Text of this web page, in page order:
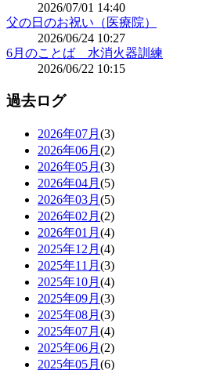
2026/07/01 14:40
父の日のお祝い（医療院）
2026/06/24 10:27
6月のことば 水消火器訓練
2026/06/22 10:15
過去ログ
2026年07月 (3)
2026年06月 (2)
2026年05月 (3)
2026年04月 (5)
2026年03月 (5)
2026年02月 (2)
2026年01月 (4)
2025年12月 (4)
2025年11月 (3)
2025年10月 (4)
2025年09月 (3)
2025年08月 (3)
2025年07月 (4)
2025年06月 (2)
2025年05月 (6)